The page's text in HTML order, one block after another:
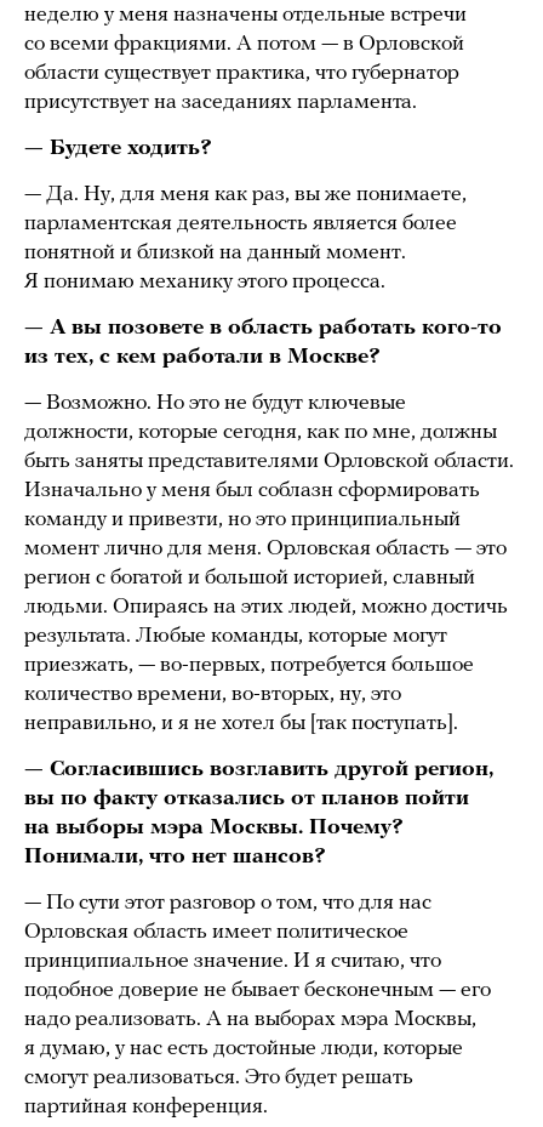
неделю у меня назначены отдельные встречи
со всеми фракциями. А потом — в Орловской
области существует практика, что губернатор
присутствует на заседаниях парламента.
— Будете ходить?
— Да. Ну, для меня как раз, вы же понимаете,
парламентская деятельность является более
понятной и близкой на данный момент.
Я понимаю механику этого процесса.
— А вы позовете в область работать кого-то
из тех, с кем работали в Москве?
— Возможно. Но это не будут ключевые
должности, которые сегодня, как по мне, должны
быть заняты представителями Орловской области.
Изначально у меня был соблазн сформировать
команду и привезти, но это принципиальный
момент лично для меня. Орловская область — это
регион с богатой и большой историей, славный
людьми. Опираясь на этих людей, можно достичь
результата. Любые команды, которые могут
приезжать, — во-первых, потребуется большое
количество времени, во-вторых, ну, это
неправильно, и я не хотел бы [так поступать].
— Согласившись возглавить другой регион,
вы по факту отказались от планов пойти
на выборы мэра Москвы. Почему?
Понимали, что нет шансов?
— По сути этот разговор о том, что для нас
Орловская область имеет политическое
принципиальное значение. И я считаю, что
подобное доверие не бывает бесконечным — его
надо реализовать. А на выборах мэра Москвы,
я думаю, у нас есть достойные люди, которые
смогут реализоваться. Это будет решать
партийная конференция.